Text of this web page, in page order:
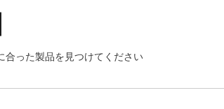
合った製品を見つけてください